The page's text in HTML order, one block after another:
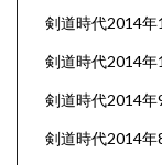
剣道時代2014年
剣道時代2014年
剣道時代2014年
剣道時代2014年